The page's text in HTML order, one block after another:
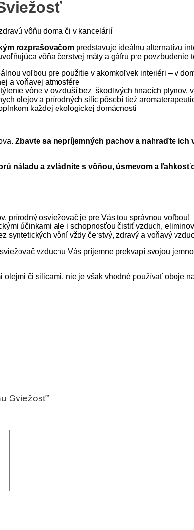
vôňu doma či v kancelárií
rozprašovačom predstavuje ideálnu alternatívu
vôňa čerstvej mäty a gáfru pre povzbudenie
voľbou pre použitie v akomkoľvek interiéri – v
a voňavej atmosfére
vône v ovzduší bez škodlivých hnacích
olejov a prírodných silíc pôsobí tiež
každej ekologickej domácnosti
Zbavte sa nepríjemných pachov a nahraďte
náladu a zvládnite s vôňou, úsmevom a
prírodný osviežovač je pre Vás tou správnou voľbou!
účinkami ale i schopnosťou čistiť vzduch,
syntetických vôní vždy čerstvý, zdravý a voňavý
vzduchu Vás príjemne prekvapí svojou
či silicami, nie je však vhodné používať oboje
Sviežosť”